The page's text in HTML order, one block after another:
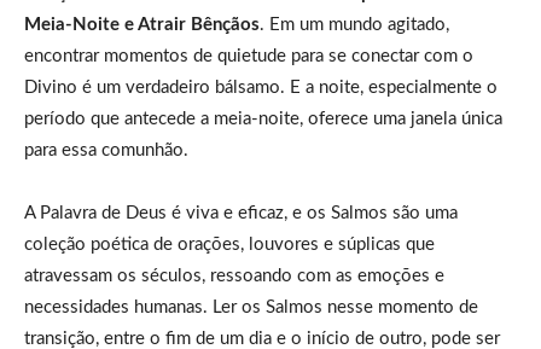
Meia-Noite e Atrair Bênçãos. Em um mundo agitado,
encontrar momentos de quietude para se conectar com o
Divino é um verdadeiro bálsamo. E a noite, especialmente o
período que antecede a meia-noite, oferece uma janela única
para essa comunhão.
A Palavra de Deus é viva e eficaz, e os Salmos são uma
coleção poética de orações, louvores e súplicas que
atravessam os séculos, ressoando com as emoções e
necessidades humanas. Ler os Salmos nesse momento de
transição, entre o fim de um dia e o início de outro, pode ser